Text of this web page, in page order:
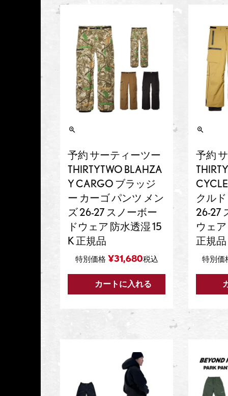
予約 サーティーツー
THIRTYTWO BLAHZA
Y CARGO ブラッジ
ー カーゴ パンツ メン
ズ 26-27 スノーボー
ドウェア 防水透湿 15
K 正規品
特別価格 ¥31,680税込
カートに入れる
予約
クル
26-27
ウェ
正規品
特別価